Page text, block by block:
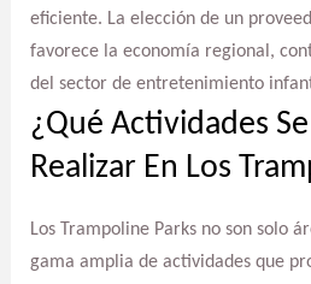
eficiente. La elección de un
favorece la economía regional,
del sector de entretenimiento
¿Qué Actividades
Realizar En Los
Los Trampoline Parks no son solo
gama amplia de actividades que